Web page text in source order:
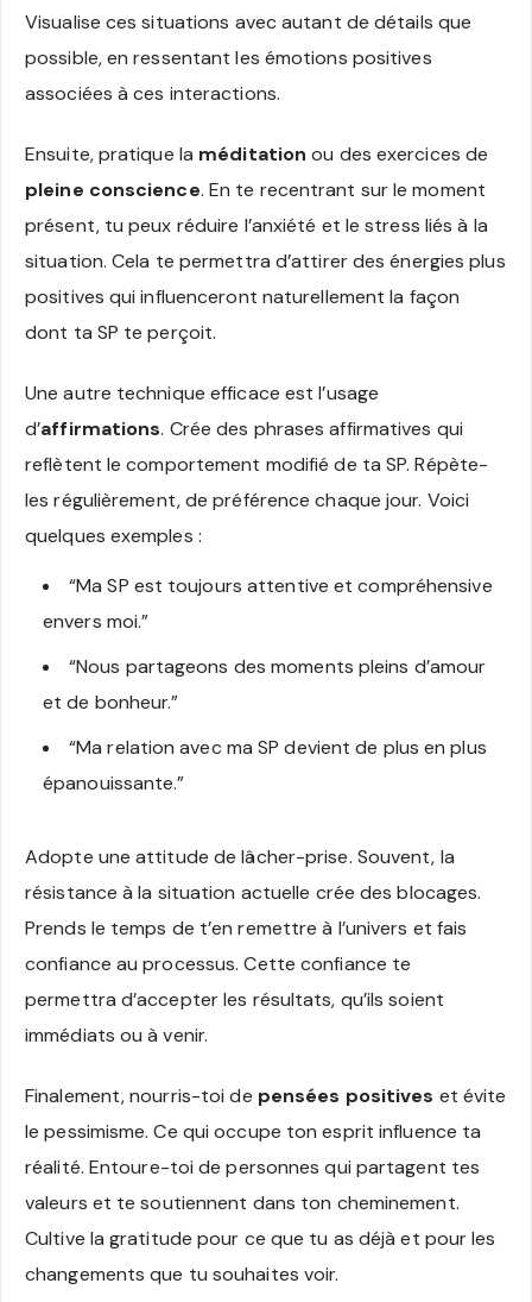
Visualise ces situations avec autant de détails que
possible, en ressentant les émotions positives
associées à ces interactions.
Ensuite, pratique la méditation ou des exercices de
pleine conscience. En te recentrant sur le moment
présent, tu peux réduire l’anxiété et le stress liés à la
situation. Cela te permettra d’attirer des énergies plus
positives qui influenceront naturellement la façon
dont ta SP te perçoit.
Une autre technique efficace est l’usage
d’affirmations. Crée des phrases affirmatives qui
reflètent le comportement modifié de ta SP. Répète-
les régulièrement, de préférence chaque jour. Voici
quelques exemples :
“Ma SP est toujours attentive et compréhensive
envers moi.”
“Nous partageons des moments pleins d’amour
et de bonheur.”
“Ma relation avec ma SP devient de plus en plus
épanouissante.”
Adopte une attitude de lâcher-prise. Souvent, la
résistance à la situation actuelle crée des blocages.
Prends le temps de t’en remettre à l’univers et fais
confiance au processus. Cette confiance te
permettra d’accepter les résultats, qu’ils soient
immédiats ou à venir.
Finalement, nourris-toi de pensées positives et évite
le pessimisme. Ce qui occupe ton esprit influence ta
réalité. Entoure-toi de personnes qui partagent tes
valeurs et te soutiennent dans ton cheminement.
Cultive la gratitude pour ce que tu as déjà et pour les
changements que tu souhaites voir.